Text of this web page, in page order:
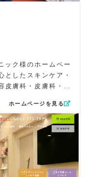
ルを合わせると写
な理解を深める構
ラストを用いてわか
セスできるよう、
線を整理。院内の
みやすくシンプル
然に盛り込み、トッ
で最適化。幅広い年
ます。
か皮フ科・形成外科
に相談できるクリニ
と丁寧な文章でしっ
した。
ック様のホームペー
としたスキンケア・
皮膚科・皮膚科・形
が美しくなることで
ンにも文章にも織り
観を表現していま
ッセージをアクセン
内観を大きく見せる
ルモダンな空間を活
ホームページを見る